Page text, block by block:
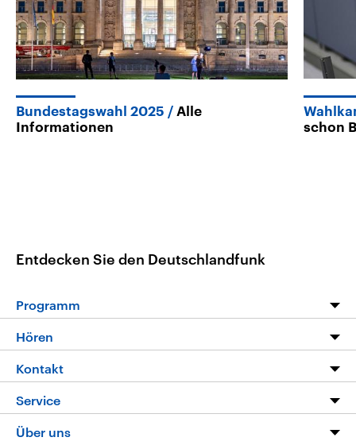
Bundestagswahl 2025
Alle
Informationen
schon
Entdecken Sie den Deutschlandfunk
Programm
Programm
Die Nachrichten
Nachrichtenleicht
Neue Beiträge auf dlf.de
Hören
Livestream
Podcasts
Deutschlandfunk App
Kontakt
Hörerservice
Service
FAQ
Über uns